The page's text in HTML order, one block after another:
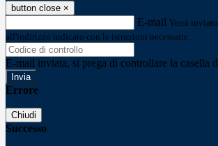
button close ×
E-mail Verrà
all'indirizzo indicato con le istruzioni necessarie.
E-mail inviata, si prega di controllare la casella
Errore
Chiudi
Successo